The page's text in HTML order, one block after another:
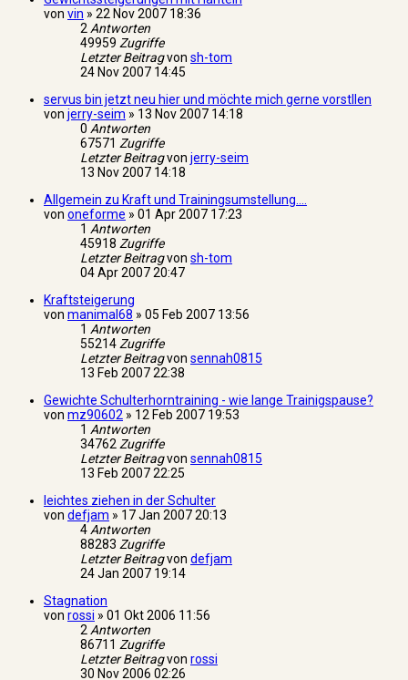
von vin » 22 Nov 2007 18:36
2Antworten
49959 Zugriffe
Letzter Beitragvon sh-tom
24 Nov 2007 14:45
servus bin jetzt neu hier und möchte mich gerne vorstllen
von jerry-seim » 13 Nov 2007 14:18
0 Antworten
67571 Zugriffe
Letzter Beitragvon jerry-seim
13 Nov 2007 14:18
Allgemein zu Kraft und Trainingsumstellung....
von oneforme » 01 Apr 2007 17:23
1 Antworten
45918 Zugriffe
Letzter Beitragvon sh-tom
04 Apr 2007 20:47
Kraftsteigerung
von manimal68 » 05 Feb 2007 13:56
1 Antworten
55214Zugriffe
Letzter Beitragvon sennah0815
13 Feb 2007 22:38
Gewichte Schulterhorntraining - wie lange Trainigspause?
von mz90602 » 12 Feb 2007 19:53
1 Antworten
34762Zugriffe
Letzter Beitragvon sennah0815
13 Feb 2007 22:25
leichtes ziehen in der Schulter
von defjam » 17 Jan 2007 20:13
4Antworten
88283 Zugriffe
Letzter Beitragvon defjam
24 Jan 2007 19:14
Stagnation
von rossi » 01 Okt 2006 11:56
2Antworten
86711 Zugriffe
Letzter Beitragvon rossi
30 Nov 2006 02:26